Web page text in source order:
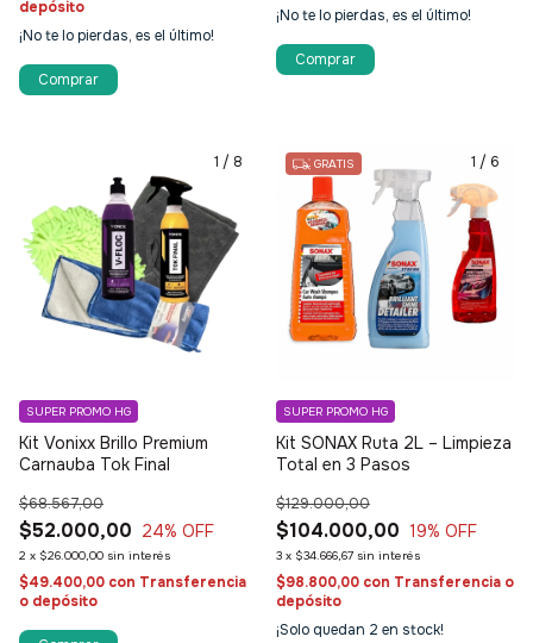
depósito
¡No te lo pierdas, es el último!
¡No te lo pierdas, es el último!
1 / 8
Kit Vonixx Brillo Premium
Carnauba Tok Final
$52.000,00
$68.567,00
24% OFF
2 x $26.000,00 sin interés
SUPER PROMO HG
$49.400,00 con Transferencia
o depósito
1 / 6
GRATIS
Kit SONAX Ruta 2L – Limpieza
Total en 3 Pasos
$104.000,00
$129.000,00
19% OFF
3 x $34.666,67 sin interés
SUPER PROMO HG
$98.800,00 con Transferencia o
depósito
¡Solo quedan 2 en stock!